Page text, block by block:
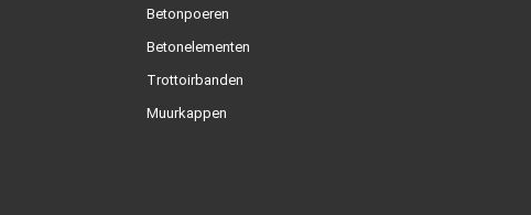
Betonpoeren
Betonelementen
Trottoirbanden
Muurkappen